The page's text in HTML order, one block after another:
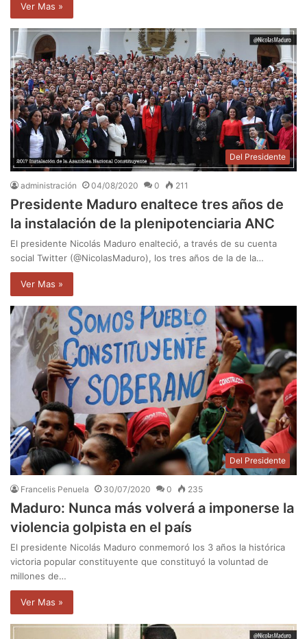
Ver Mas »
Del Presidente
administración 04/08/2020 0 211
Presidente Maduro enaltece tres años de
la instalación de la plenipotenciaria ANC
El presidente Nicolás Maduro enalteció, a través de su cuenta
social Twitter (@NicolasMaduro), los tres años de la de la…
Ver Mas »
Del Presidente
Francelis Penuela 30/07/2020 0 235
Maduro: Nunca más volverá a imponerse la
violencia golpista en el país
El presidente Nicolás Maduro conmemoró los 3 años la histórica
victoria popular constituyente que constituyó la voluntad de
millones de…
Ver Mas »